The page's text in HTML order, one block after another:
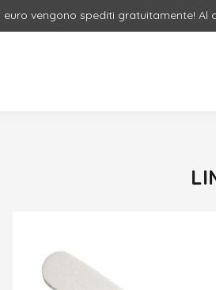
euro vengono spediti gratuitamente!